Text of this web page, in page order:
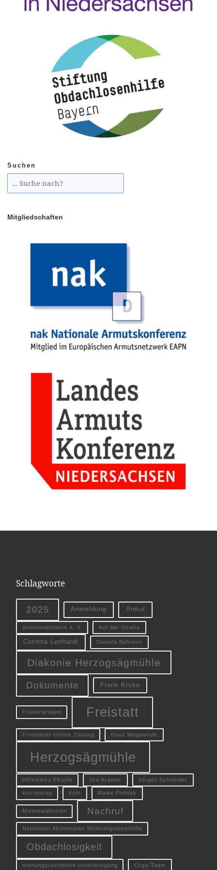
Suchen
Mitgliedschaften
Schlagworte
2025 Anmeldung Armut
Armutsnetzwerk e. V. Auf der Straße
Corinna Lenhardt Daniela Behrens
Diakonie Herzogsägmühle
Dokumente Frank Kruse
Frauengruppe Freistatt
Freistätter Online Zeitung Haus Wegwende
Herzogsägmühle
HOmeless PEople Ilse Kramer Jürgen Schneider
Kirchentag Köln Maike Piontek
Mietenwahnsinn Nachruf
Nationaler Aktionsplan Wohnungslosenhilfe
Obdachlosigkeit
ordnungsrechtliche Unterbringung Orga-Team